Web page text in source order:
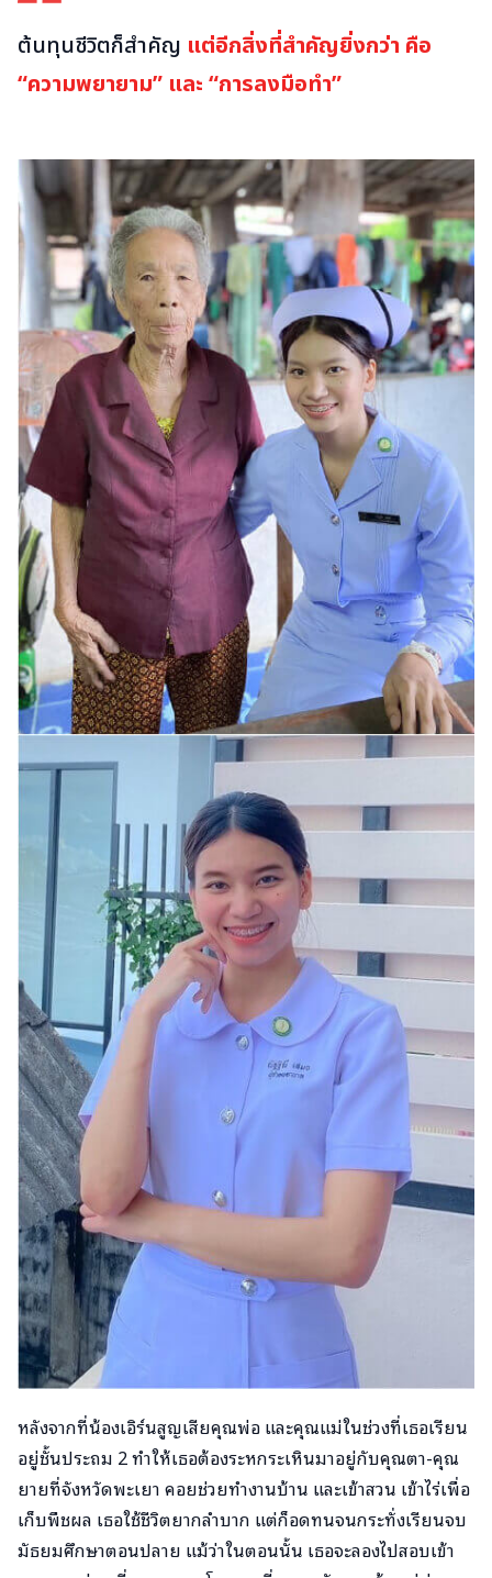
ต้นทุนชีวิตก็สำคัญ แต่อีกสิ่งที่สำคัญยิ่งกว่า คือ
“ความพยายาม” และ “การลงมือทำ”
หลังจากที่น้องเอิร์นสูญเสียคุณพ่อ และคุณแม่ในช่วงที่เธอเรียน
อยู่ชั้นประถม 2 ทำให้เธอต้องระหกระเหินมาอยู่กับคุณตา-คุณ
ยายที่จังหวัดพะเยา คอยช่วยทำงานบ้าน และเข้าสวน เข้าไร่เพื่อ
เก็บพืชผล เธอใช้ชีวิตยากลำบาก แต่ก็อดทนจนกระทั่งเรียนจบ
มัธยมศึกษาตอนปลาย แม้ว่าในตอนนั้น เธอจะลองไปสอบเข้า